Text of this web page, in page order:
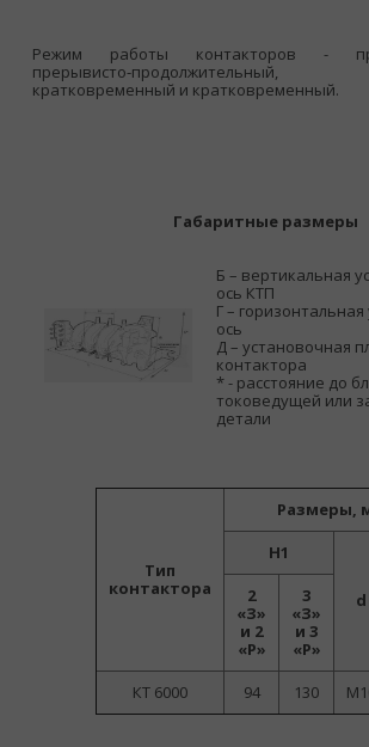
Режим работы контакторов -
прерывисто-
кратковременный и кратковременный.
Габаритные размеры
Б – вертикальная
ось КТП
Г –
ось
Д – установочная
контактора
* - расстояние до
токоведущей или
детали
Тип
контактора
Размеры,
Н1
d
2
«З»
и 2
«Р»
3
«З»
и 3
«Р»
КТ 6000
94 130